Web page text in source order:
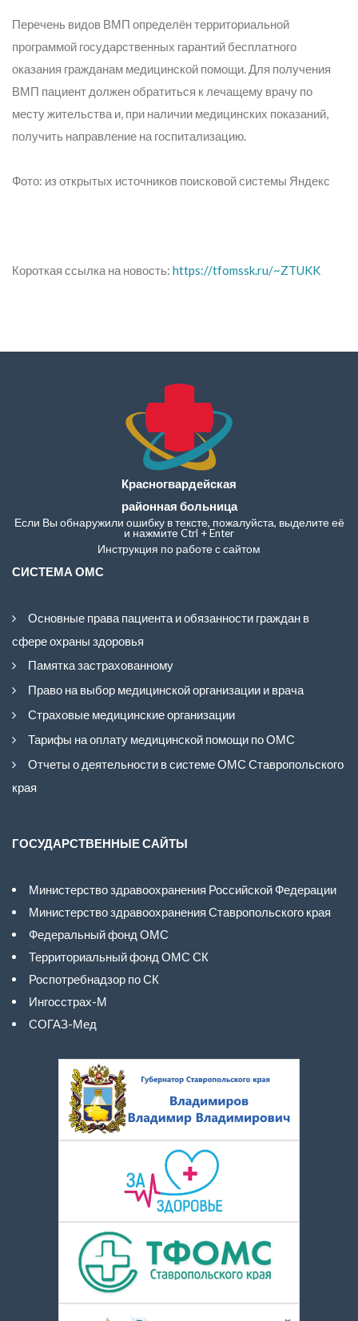
Перечень видов ВМП определён территориальной
программой государственных гарантий бесплатного
оказания гражданам медицинской помощи. Для получения
ВМП пациент должен обратиться к лечащему врачу по
месту жительства и, при наличии медицинских показаний,
получить направление на госпитализацию.
Фото: из открытых источников поисковой системы Яндекс
Короткая ссылка на новость: https://tfomssk.ru/~ZTUKK
Красногвардейская
районная больница
Если Вы обнаружили ошибку в тексте, пожалуйста, выделите её
и нажмите Ctrl + Enter
Инструкция по работе с сайтом
СИСТЕМА ОМС
Основные права пациента и обязанности граждан в
сфере охраны здоровья
Памятка застрахованному
Право на выбор медицинской организации и врача
Страховые медицинские организации
Тарифы на оплату медицинской помощи по ОМС
Отчеты о деятельности в системе ОМС Ставропольского
края
ГОСУДАРСТВЕННЫЕ САЙТЫ
Министерство здравоохранения Российской Федерации
Министерство здравоохранения Ставропольского края
Федеральный фонд ОМС
Территориальный фонд ОМС СК
Роспотребнадзор по СК
Ингосстрах-М
СОГАЗ-Мед